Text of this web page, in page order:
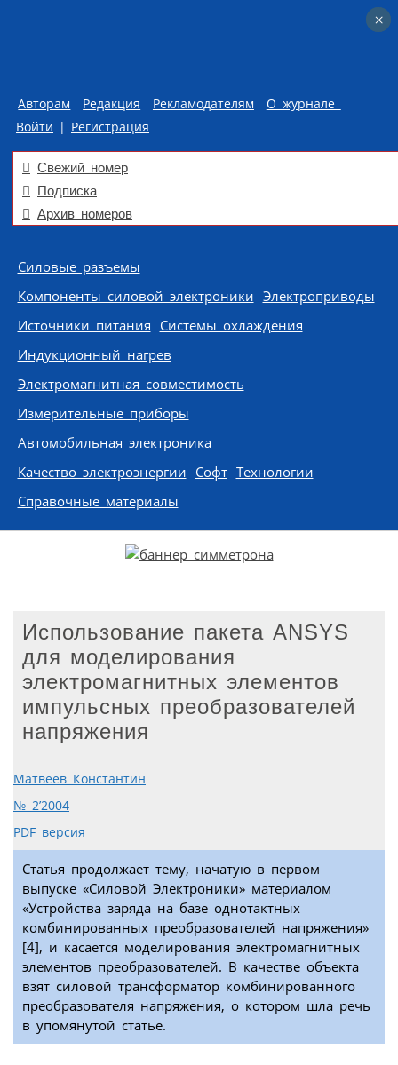
Авторам Редакция Рекламодателям
О журнале
Войти | Регистрация
Свежий номер
Подписка
Архив номеров
Skip to content
Силовые разъемы
Компоненты силовой электроники Электроприводы
Источники питания Системы охлаждения
Индукционный нагрев
Электромагнитная совместимость
Измерительные приборы
Автомобильная электроника
Качество электроэнергии Софт Технологии
Справочные материалы
Использование пакета ANSYS
для моделирования
электромагнитных элементов
импульсных преобразователей
напряжения
Матвеев Константин
№ 2’2004
PDF версия
Статья продолжает тему, начатую в первом
выпуске «Силовой Электроники» материалом
«Устройства заряда на базе однотактных
комбинированных преобразователей напряжения»
[4], и касается моделирования электромагнитных
элементов преобразователей. В качестве объекта
взят силовой трансформатор комбинированного
преобразователя напряжения, о котором шла речь
в упомянутой статье.
×
×